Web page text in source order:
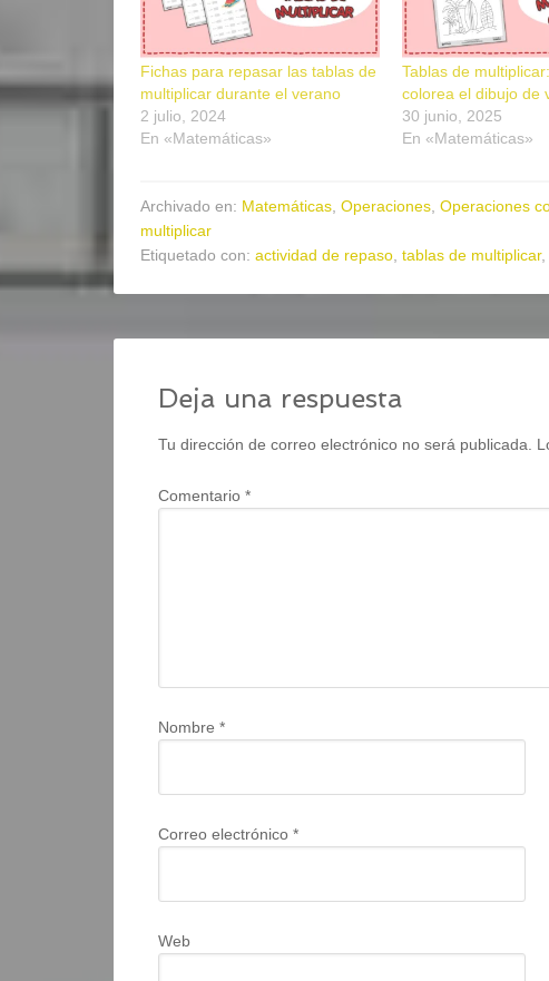
Fichas para repasar las tablas de
multiplicar durante el verano
2 julio, 2024
En «Matemáticas»
Tablas de
colorea el dibujo de
30 junio, 2025
En «Matemáticas»
Archivado en: Matemáticas, Operaciones, Operaciones
multiplicar
Etiquetado con: actividad de repaso, tablas de multiplicar,
Deja una respuesta
Tu dirección de correo electrónico no será publicada.
Comentario *
Nombre *
Correo electrónico *
Web